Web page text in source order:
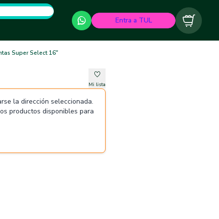
Entra a TUL Carrito
Super Select 16"
Mi lista
la dirección seleccionada.
productos disponibles para